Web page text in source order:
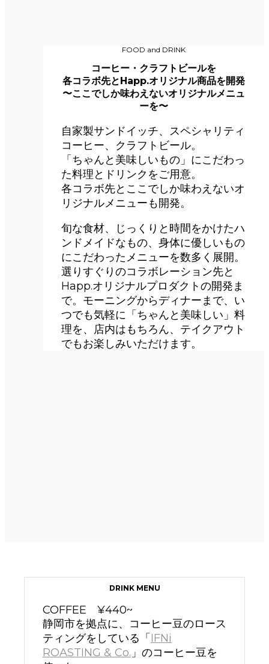
FOOD and DRINK
コーヒー・クラフトビールを
各コラボ先とHapp.オリジナル商品を開発
〜ここでしか味わえないオリジナルメニュ
ーを〜
自家製サンドイッチ、スペシャリティ
コーヒー、クラフトビール。
「ちゃんと美味しいもの」にこだわっ
た料理とドリンクをご用意。
各コラボ先とここでしか味わえないオ
リジナルメニューも開発。
旬な食材、じっくりと時間をかけたハ
ンドメイドなもの、身体に優しいもの
にこだわったメニューを数多く展開。
選りすぐりのコラボレーション先と
Happ.オリジナルプロダクトの開発ま
で。モーニングからディナーまで、い
つでも気軽に「ちゃんと美味しい」料
理を、店内はもちろん、テイクアウト
でもお楽しみいただけます。
DRINK MENU
COFFEE ¥440~
静岡市を拠点に、コーヒー豆のロース
ティングをしている「IFNi
ROASTING & Co. 」のコーヒー豆を